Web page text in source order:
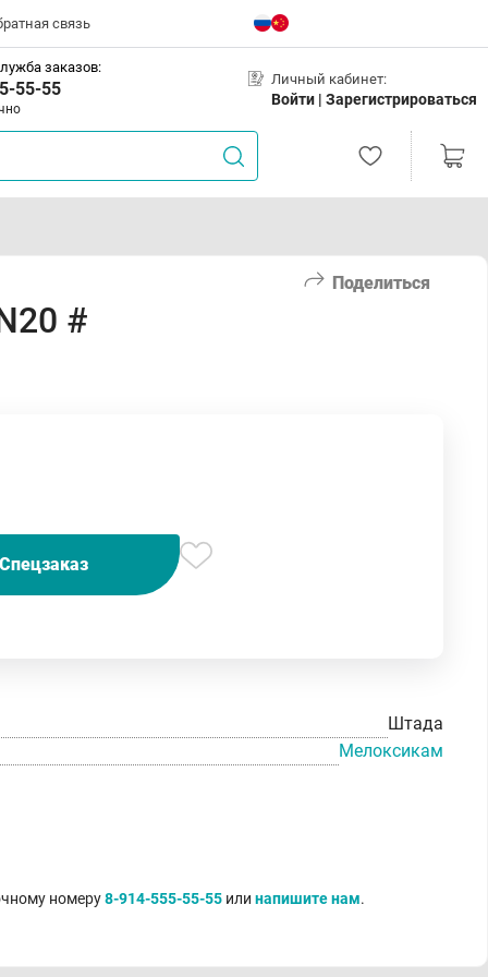
связь
заказов:
55-55 Личный кабинет:
Войти | Зарегистрироваться
Поделиться
#
Спецзаказ
Штада
Мелоксикам
номеру8-914-555-55-55 или напишите нам.